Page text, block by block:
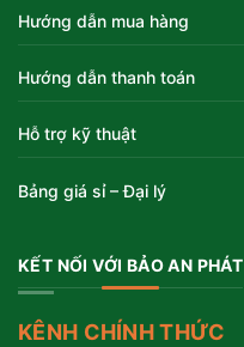
Hướng dẫn mua hàng
Hướng dẫn thanh toán
Hỗ trợ kỹ thuật
Bảng giá sỉ – Đại lý
KẾT NỐI VỚI BẢO AN PHÁT
KÊNH CHÍNH THỨC